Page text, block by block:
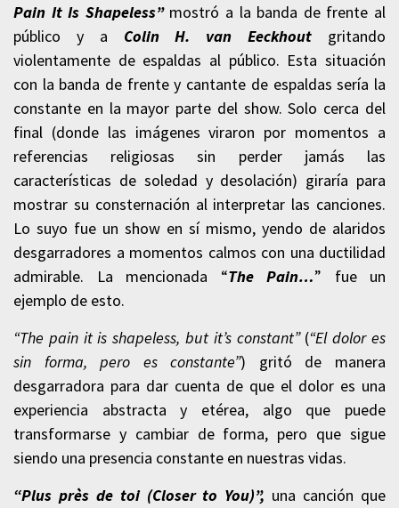
Pain It Is Shapeless” mostró a la banda de frente al
público y a Colin H. van Eeckhout gritando
violentamente de espaldas al público. Esta situación
con la banda de frente y cantante de espaldas sería la
constante en la mayor parte del show. Solo cerca del
final (donde las imágenes viraron por momentos a
referencias religiosas sin perder jamás las
características de soledad y desolación) giraría para
mostrar su consternación al interpretar las canciones.
Lo suyo fue un show en sí mismo, yendo de alaridos
desgarradores a momentos calmos con una ductilidad
admirable. La mencionada “The Pain…” fue un
ejemplo de esto.
“The pain it is shapeless, but it’s constant”(“El dolor es
sin forma, pero es constante”)
gritó de manera
desgarradora para dar cuenta de que el dolor es una
experiencia abstracta y etérea, algo que puede
transformarse y cambiar de forma, pero que sigue
siendo una presencia constante en nuestras vidas.
“Plus près de toi (Closer to You)”, una canción que